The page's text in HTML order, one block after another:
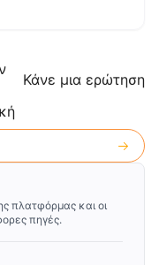
Κάνε μια ερώτηση
πλατφόρμας και οι
πηγές.